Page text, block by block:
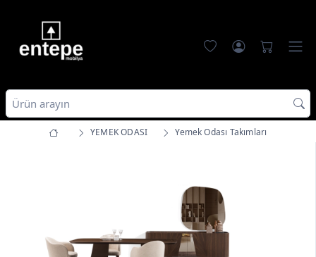
YEMEK ODASI Yemek Odası Takımları